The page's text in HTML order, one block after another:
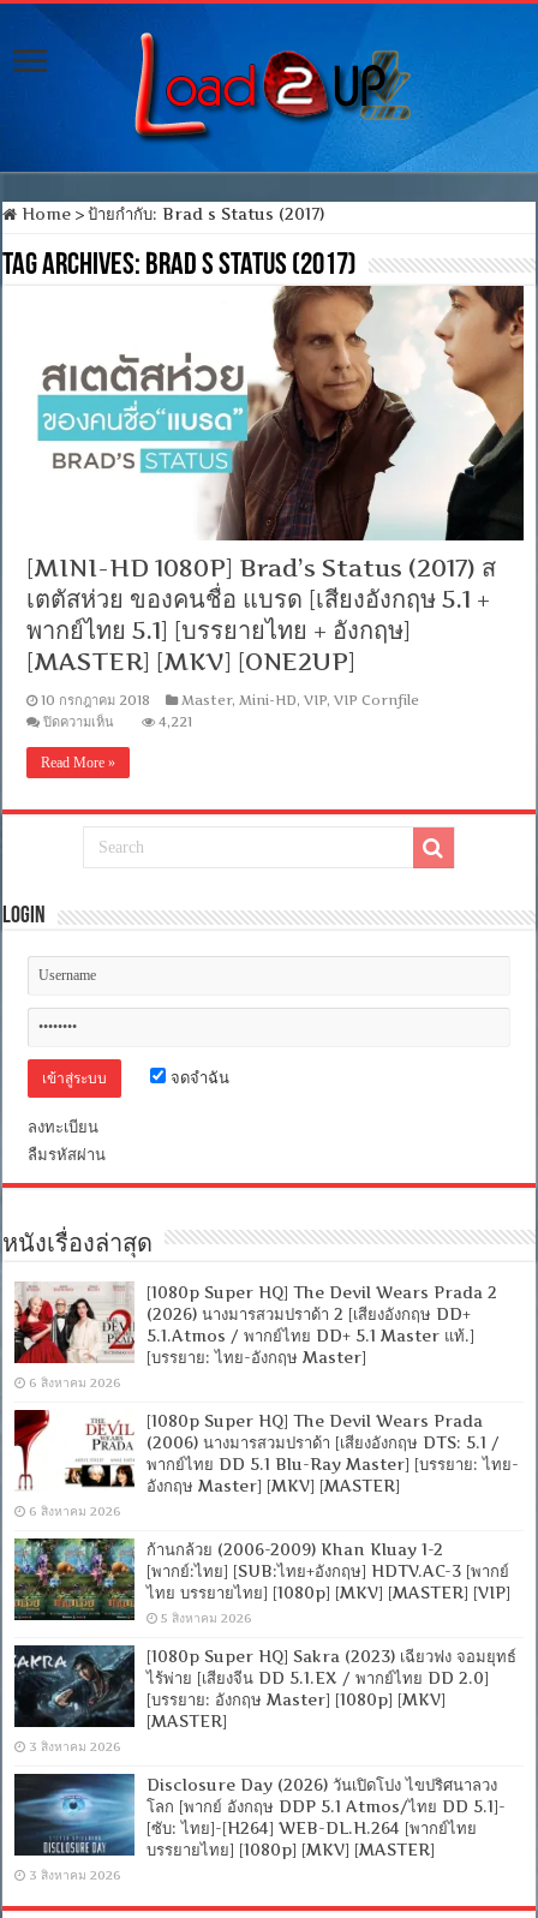
Home > ป้ายกำกับ:Brad s Status (2017)
Tag Archives: Brad s Status (2017)
[MINI-HD 1080P] Brad’s Status (2017) ส
เตตัสห่วย ของคนชื่อ แบรด [เสียงอังกฤษ 5.1 +
พากย์ไทย 5.1] [บรรยายไทย + อังกฤษ]
[MASTER] [MKV] [ONE2UP]
10 กรกฎาคม 2018 Master, Mini-HD,VIP,VIP Cornfile
ปิดความเห็น
1080P]
Status
ส
ห่วย
ของ
5.1
พากย์
+
[MASTER]
[MKV]
4,221
Read More »
Login
จดจำฉัน
ลงทะเบียน
ลืมรหัสผ่าน
หนังเรื่องล่าสุด
[1080p Super HQ] The Devil Wears Prada 2
(2026) นางมารสวมปราด้า 2 [เสียงอังกฤษ DD+
5.1.Atmos / พากย์ไทย DD+ 5.1 Master แท้.]
[บรรยาย: ไทย-อังกฤษ Master]
6 สิงหาคม 2026
[1080p Super HQ] The Devil Wears Prada
(2006) นางมารสวมปราด้า [เสียงอังกฤษ DTS: 5.1 /
พากย์ไทย DD 5.1 Blu-Ray Master] [บรรยาย: ไทย-
อังกฤษ Master] [MKV] [MASTER]
6 สิงหาคม 2026
ก้านกล้วย (2006-2009) Khan Kluay 1-2
[พากย์:ไทย] [SUB:ไทย+อังกฤษ] HDTV.AC-3 [พากย์
ไทย บรรยายไทย] [1080p] [MKV] [MASTER] [VIP]
5 สิงหาคม 2026
[1080p Super HQ] Sakra (2023) เฉียวฟง จอมยุทธ์
ไร้พ่าย [เสียงจีน DD 5.1.EX / พากย์ไทย DD 2.0]
[บรรยาย: อังกฤษ Master] [1080p] [MKV]
[MASTER]
3 สิงหาคม 2026
Disclosure Day (2026) วันเปิดโปง ไขปริศนาลวง
โลก [พากย์ อังกฤษ DDP 5.1 Atmos/ไทย DD 5.1]-
[ซับ: ไทย]-[H264] WEB-DL.H.264 [พากย์ไทย
บรรยายไทย] [1080p] [MKV] [MASTER]
3 สิงหาคม 2026